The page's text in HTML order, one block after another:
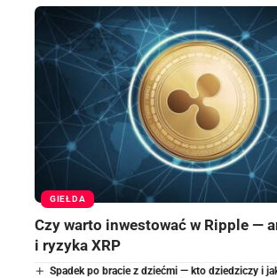
GIEŁDA
Czy warto inwestować w Ripple —
i ryzyka XRP
Spadek po bracie z dziećmi — kto dziedziczy i